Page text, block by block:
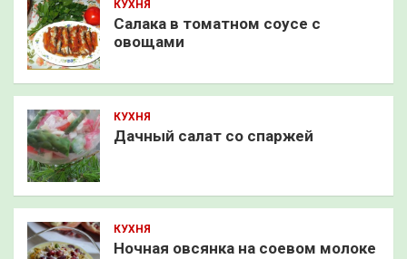
КУХНЯ
Салака в томатном соусе с
овощами
КУХНЯ
Дачный салат со спаржей
КУХНЯ
Ночная овсянка на соевом молоке